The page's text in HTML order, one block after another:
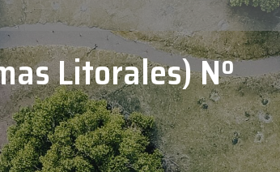
Litorales) Nº